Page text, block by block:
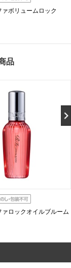
ァボリュームロック
品
ァロックオイルブルーム